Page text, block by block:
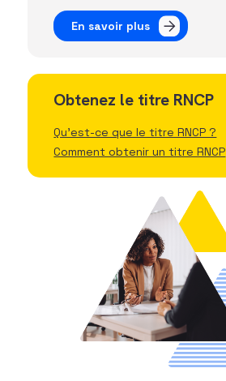
En savoir plus
Obtenez le titre RNCP
Qu'est-ce que le titre RNCP ?
Comment obtenir un titre RNCP